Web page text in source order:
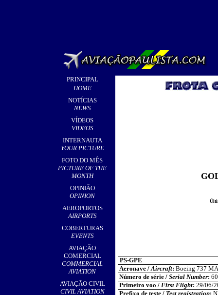
PRINCIPAL
HOME
NOTÍCIAS
NEWS
VÍDEOS
VIDEOS
INTERNAUTA
YOUR PICTURE
FOTO DO MÊS
PICTURE OF THE
MONTH
OPINIÃO
OPINION
AEROPORTOS
AIRPORTS
,
COBERTURAS
EVENTS
AVIAÇÃO
COMERCIAL
COMMERCIAL
AVIATION
AVIAÇÃO CIVIL
CIVIL AVIATION
PS-GPE
Aeronave /Aircraft: Boeing 737
Número de série / Serial Number:
Primeiro voo / First Flight: 29/06/
Prefixo de teste /Test registration: